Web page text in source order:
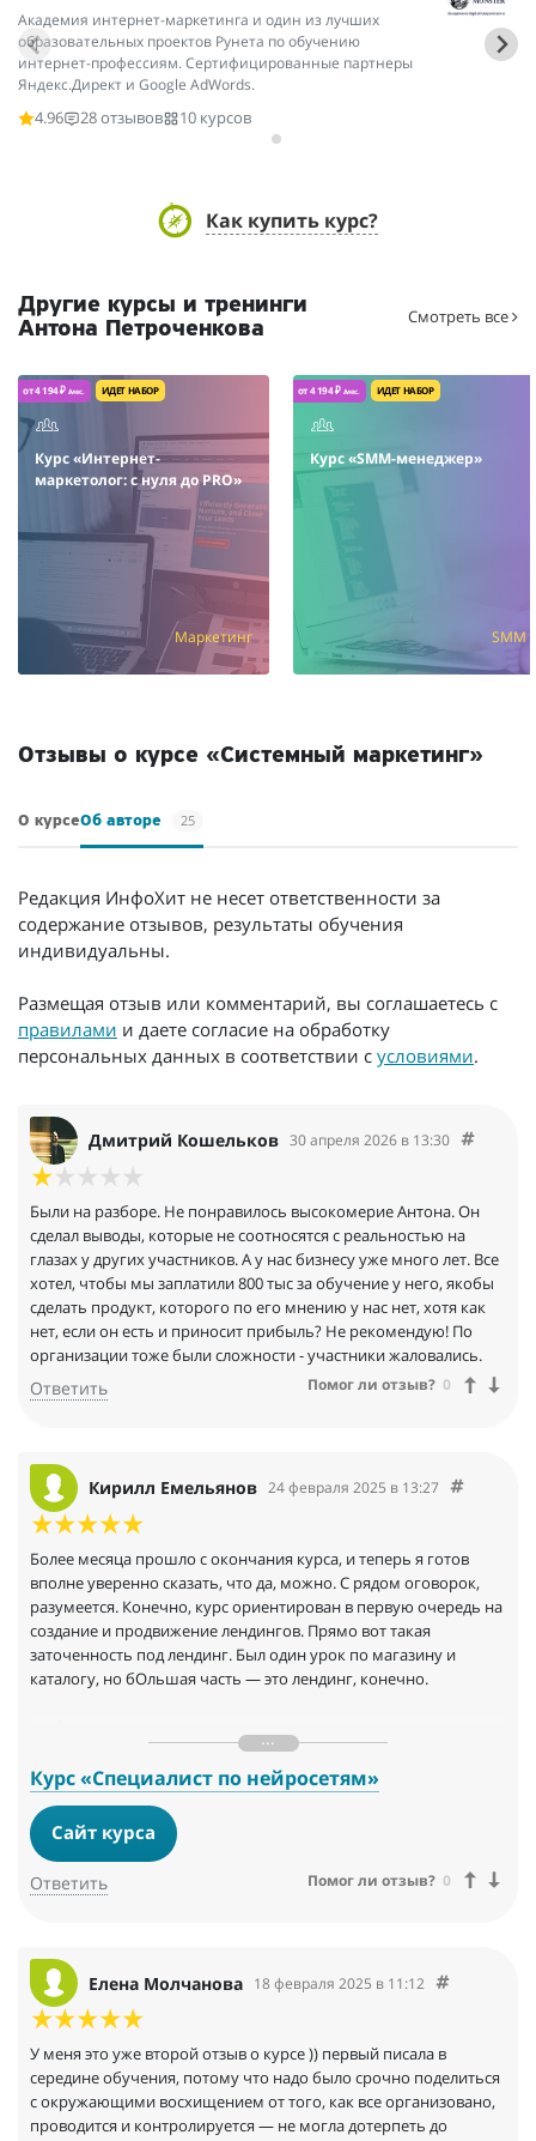
Академия интернет-маркетинга и один из лучших
образовательных проектов Рунета по обучению
интернет-профессиям. Сертифицированные партнеры
Яндекс.Директ и Google AdWords.
4.96
28 отзывов 10 курсов
Как купить курс?
Другие курсы и тренинги
Антона Петроченкова
Смотреть все
от 4 194 ₽ /мес. ИДЕТ НАБОР
Курс «Интернет-
маркетолог: с нуля до PRO»
Маркетинг
от 4 194 ₽ /мес. ИДЕТ НАБОР
Курс «SMM-менеджер»
SMM
Отзывы о курсе «Системный маркетинг»
О курсеОб авторе 25
Редакция ИнфоХит не несет ответственности за
содержание отзывов, результаты обучения
индивидуальны.
Размещая отзыв или комментарий, вы соглашаетесь с
правилами и даете согласие на обработку
персональных данных в соответствии с условиями.
Дмитрий Кошельков 30 апреля 2026 в 13:30
Были на разборе. Не понравилось высокомерие Антона. Он
сделал выводы, которые не соотносятся с реальностью на
глазах у других участников. А у нас бизнесу уже много лет. Все
хотел, чтобы мы заплатили 800 тыс за обучение у него, якобы
сделать продукт, которого по его мнению у нас нет, хотя как
нет, если он есть и приносит прибыль? Не рекомендую! По
организации тоже были сложности - участники жаловались.
Ответить Помог ли отзыв? 0
Кирилл Емельянов 24 февраля 2025 в 13:27
Более месяца прошло с окончания курса, и теперь я готов
вполне уверенно сказать, что да, можно. С рядом оговорок,
разумеется. Конечно, курс ориентирован в первую очередь на
создание и продвижение лендингов. Прямо вот такая
заточенность под лендинг. Был один урок по магазину и
каталогу, но бОльшая часть — это лендинг, конечно.
выстроена последовательность уроков, но очевидный плюс
всего курса в том, что каждый ученик проходит курс на своём
реальном проекте. Это очень важно, поскольку по ходу
мероприятия каждый получает не отвлечённые,
умозрительные, а реальные, практические знания и навыки.
В начале курса анонсировалось, что теории будет 5%, а
сколько уходило на выполнение домашних заданий. С первого
раза кураторы редко принимали зачёт.
и контрольно-измерительные приборы — в том, что она пока
ну совсем редко предлагается в Интернете. Это не зубная
клиника, не пластиковые окна и не мобильные телефоны.
Запросов крайне мало, ниша низко конкурентная в сети. Ряд
Курс «Специалист по нейросетям»
Сайт курса
Ответить Помог ли отзыв? 0
Елена Молчанова 18 февраля 2025 в 11:12
У меня это уже второй отзыв о курсе )) первый писала в
середине обучения, потому что надо было срочно поделиться
с окружающими восхищением от того, как все организовано,
проводится и контролируется — не могла дотерпеть до